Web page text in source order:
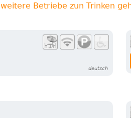
weitere Betriebe zun Trinken
deutsch